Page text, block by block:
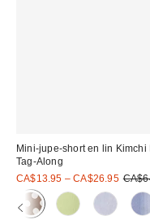
Mini-jupe-short en lin Kimchi
Tag-Along
Prix
soldé
CA$13.95 – CA$26.95 Prix